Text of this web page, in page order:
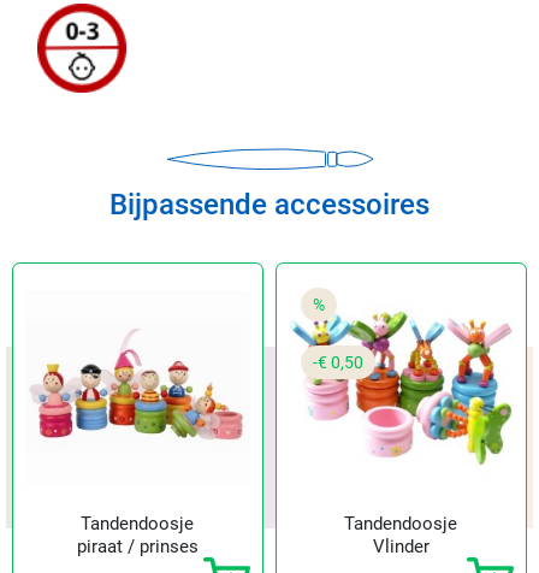
Bijpassende accessoires
Tandendoosje
piraat / prinses
%
-€ 0,50
Tandendoosje
Vlinder